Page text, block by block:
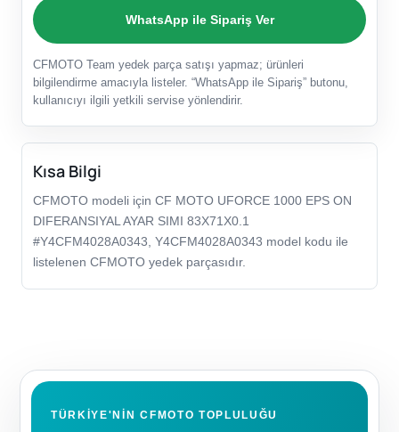
WhatsApp ile Sipariş Ver
CFMOTO Team yedek parça satışı yapmaz; ürünleri
bilgilendirme amacıyla listeler. “WhatsApp ile Sipariş” butonu,
kullanıcıyı ilgili yetkili servise yönlendirir.
Kısa Bilgi
CFMOTO modeli için CF MOTO UFORCE 1000 EPS ON
DIFERANSIYAL AYAR SIMI 83X71X0.1
#Y4CFM4028A0343, Y4CFM4028A0343 model kodu ile
listelenen CFMOTO yedek parçasıdır.
TÜRKIYE'NIN CFMOTO TOPLULUĞU